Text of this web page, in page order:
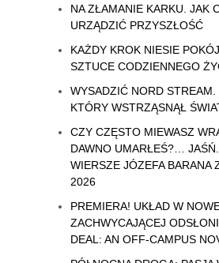
NA ZŁAMANIE KARKU. JAK
URZĄDZIĆ PRZYSZŁOŚĆ
KAŻDY KROK NIESIE
SZTUCE CODZIENNEGO
WYSADZIĆ NORD STREAM.
KTÓRY WSTRZĄSNĄŁ
CZY CZĘSTO MIEWASZ
DAWNO UMARŁEŚ?…
WIERSZE JÓZEFA BARANA
2026
PREMIERA! UKŁAD W
ZACHWYCAJĄCEJ
DEAL: AN OFF-CAMPUS